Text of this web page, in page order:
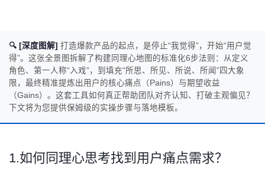
🔍 [深度图解] 打造爆款产品的起点，是停止“我觉得”，开始“用户觉
得”。这张全景图拆解了构建同理心地图的标准化6步法则：从定义
角色、第一人称“入戏”，到填充“所思、所见、所说、所闻”四大象
限，最终精准提炼出用户的核心痛点（Pains）与期望收益
（Gains）。这套工具如何真正帮助团队对齐认知、打破主观偏见？
下文将为您提供保姆级的实操步骤与落地模板。
1.如何同理心思考找到用户痛点需求？